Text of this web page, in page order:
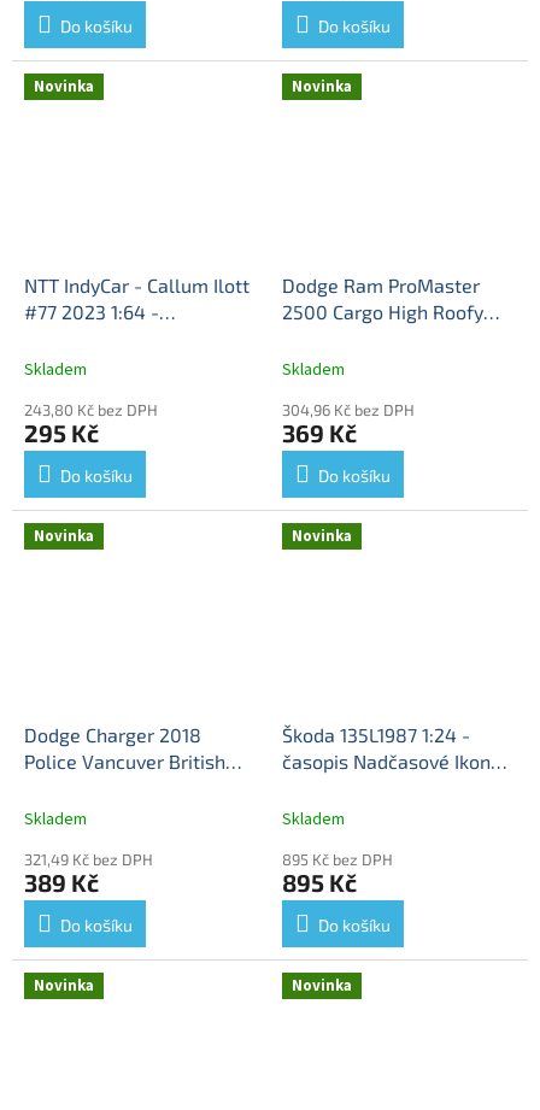
Do košíku Do košíku
Novinka
NTT IndyCar - Callum Ilott
#77 2023 1:64 -
kovový model
Skladem
243,80 Kč bez DPH
295 Kč
Do košíku
Novinka
Dodge Ram ProMaster
2500 Cargo High Roofy
Ram ProMaster - kovový
Skladem
304,96 Kč bez DPH
369 Kč
Do košíku
Novinka
Dodge Charger 2018
Police Vancuver British
1:64 - GreenLight
model
Skladem
321,49 Kč bez DPH
389 Kč
Do košíku
Novinka
Škoda 135L1987 1:24 -
časopis Nadčasové Ikony
135L - kovový model
Skladem
895 Kč bez DPH
895 Kč
Do košíku
Novinka Novinka